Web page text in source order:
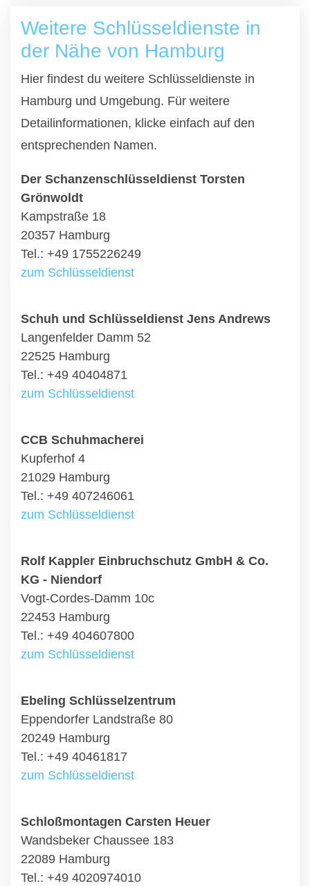
Weitere Schlüsseldienste in
der Nähe von Hamburg
Hier findest du weitere Schlüsseldienste in
Hamburg und Umgebung. Für weitere
Detailinformationen, klicke einfach auf den
entsprechenden Namen.
Der Schanzenschlüsseldienst Torsten
Grönwoldt
Kampstraße 18
20357 Hamburg
Tel.: +49 1755226249
zum Schlüsseldienst
Schuh und Schlüsseldienst Jens Andrews
Langenfelder Damm 52
22525 Hamburg
Tel.: +49 40404871
zum Schlüsseldienst
CCB Schuhmacherei
Kupferhof 4
21029 Hamburg
Tel.: +49 407246061
zum Schlüsseldienst
Rolf Kappler Einbruchschutz GmbH & Co.
KG - Niendorf
Vogt-Cordes-Damm 10c
22453 Hamburg
Tel.: +49 404607800
zum Schlüsseldienst
Ebeling Schlüsselzentrum
Eppendorfer Landstraße 80
20249 Hamburg
Tel.: +49 40461817
zum Schlüsseldienst
Schloßmontagen Carsten Heuer
Wandsbeker Chaussee 183
22089 Hamburg
Tel.: +49 4020974010